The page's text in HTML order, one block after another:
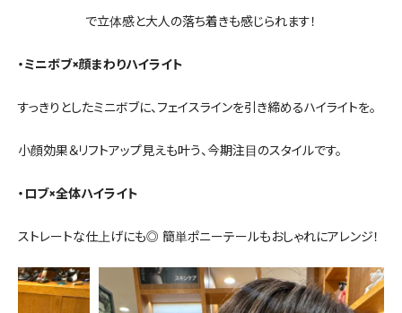
で立体感と大人の落ち着きも感じられます！
・ミニボブ×顔まわりハイライト
すっきりとしたミニボブに、フェイスラインを引き締めるハイライトを。
小顔効果＆リフトアップ見えも叶う、今期注目のスタイルです。
・ロブ×全体ハイライト
ストレートな仕上げにも◎ 簡単ポニーテールもおしゃれにアレンジ！